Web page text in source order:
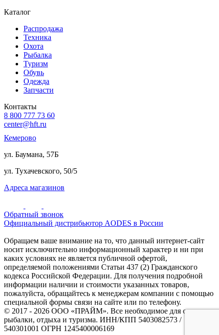
Каталог
Распродажа
Техника
Охота
Рыбалка
Туризм
Обувь
Одежда
Запчасти
Контакты
8 800 777 73 60
center@hft.ru
Кемерово
ул. Баумана, 57Б
ул. Тухачевского, 50/5
Адреса магазинов
Обратный звонок
Официальный дистрибьютор AODES в России
Обращаем ваше внимание на то, что данный интернет-сайт
носит исключительно информационный характер и ни при
каких условиях не является публичной офертой,
определяемой положениями Статьи 437 (2) Гражданского
кодекса Российской Федерации. Для получения подробной
информации наличии и стоимости указанных товаров,
пожалуйста, обращайтесь к менеджерам компании с помощью
специальной формы связи на сайте или по телефону.
© 2017 - 2026 ООО «ПРАЙМ». Все необходимое для охоты и
рыбалки, отдыха и туризма. ИНН/КПП 5403082573 /
540301001 ОГРН 1245400006169